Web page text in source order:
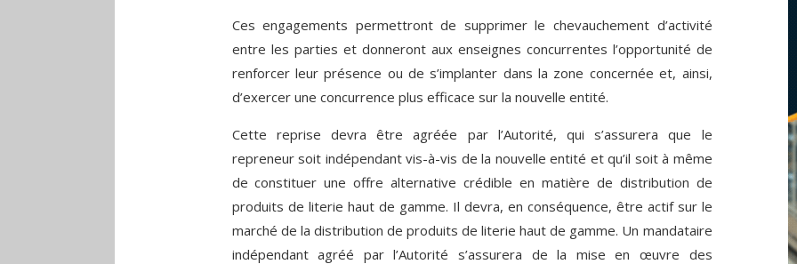
Ces engagements permettront de supprimer le chevauchement d’activité
entre les parties et donneront aux enseignes concurrentes l’opportunité de
renforcer leur présence ou de s’implanter dans la zone concernée et, ainsi,
d’exercer une concurrence plus efficace sur la nouvelle entité.
Cette reprise devra être agréée par l’Autorité, qui s’assurera que le
repreneur soit indépendant vis-à-vis de la nouvelle entité et qu’il soit à même
de constituer une offre alternative crédible en matière de distribution de
produits de literie haut de gamme. Il devra, en conséquence, être actif sur le
marché de la distribution de produits de literie haut de gamme. Un mandataire
indépendant agréé par l’Autorité s’assurera de la mise en œuvre des